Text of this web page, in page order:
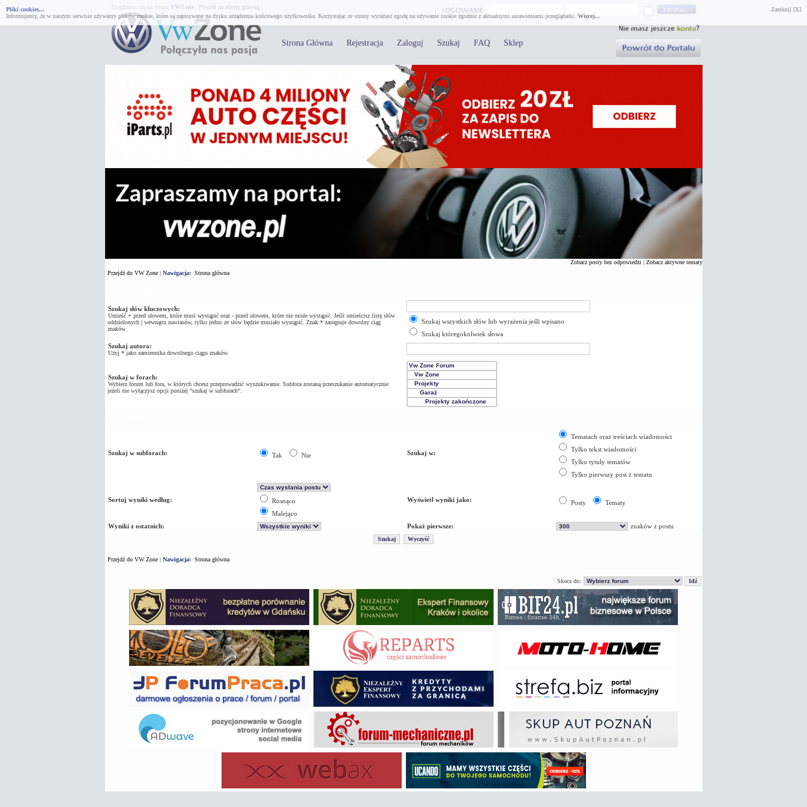
Zamknij [X]
Pliki cookies...
Informujemy, że w naszym serwisie używamy plików cookie, które są zapisywane na dysku urządzenia końcowego użytkownika. Korzystając ze strony wyrażasz zgodę na używanie cookie zgodnie z aktualnymi ustawieniami przeglądarki. Więcej...
Znajdujesz się na forum VWZone. Powrót na stronę główną.
Strona Główna Rejestracja Zaloguj Szukaj FAQ Sklep
Zobacz posty bez odpowiedzi | Zobacz aktywne tematy
Przejdź do VW Zone| Nawigacja: Strona główna
Szukaj słów kluczowych:
Umieść +przed słowem, które musi wystąpić oraz -przed słowem, które nie może wystąpić. Jeśli umieścisz listę słów
oddzielonych |wewnątrz nawiasów, tylko jedno ze słów będzie musiało wystąpić. Znak * zastępuje dowolny ciąg
znaków.
Szukaj wszystkich słów lub wyrażenia jeśli wpisano
Szukaj któregokolwiek słowa
Szukaj autora:
Użyj * jako zamiennika dowolnego ciągu znaków.
Szukaj w forach:
Wybierz forum lub fora, w których chcesz przeprowadzić wyszukiwanie. Subfora zostaną przeszukanie automatycznie
jeżeli nie wyłączysz opcji poniżej “szukaj w subforach“.
Szukaj w subforach: Tak Nie Szukaj w:
Tematach oraz treściach wiadomości
Tylko tekst wiadomości
Tylko tytuły tematów
Tylko pierwszy post z tematu
Sortuj wyniki według:
Rosnąco
Malejąco
Wyświetl wyniki jako: Posty Tematy
Wyniki z ostatnich: Pokaż pierwsze: znaków z postu
Przejdź do VW Zone| Nawigacja: Strona główna
Skocz do: